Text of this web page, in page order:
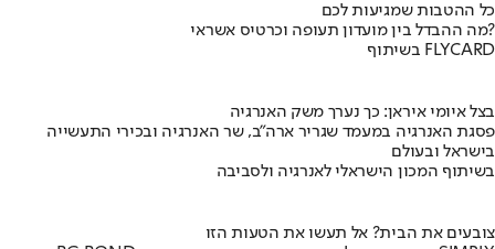
כל ההטבות שמגיעות לכם
מה ההבדל בין מועדון תעופה וכרטיס אשראי?
בשיתוף FLYCARD
בצל איומי איראן: כך נערך משק האנרגיה
פסגת האנרגיה במעמד שגריר ארה"ב, שר האנרגיה ובכירי התעשייה
בישראל ובעולם
בשיתוף המכון הישראלי לאנרגיה ולסביבה
צובעים את הבית? אל תעשו את הטעות הזו